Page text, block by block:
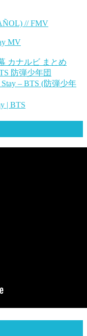
// FMV
MV
カナルビ まとめ
防弾少年団
– BTS (防弾少年
| BTS